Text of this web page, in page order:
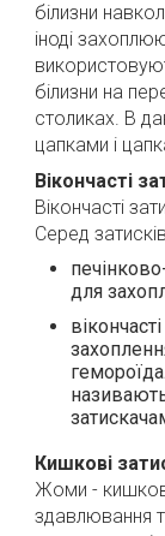
білизни
іноді
білизни на
столиках. В
цапками і
Вікончасті
Вікончасті
Серед
для
Кишкові
Жоми -
здавлювання